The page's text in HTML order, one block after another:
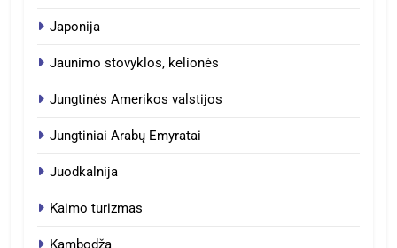
Japonija
Jaunimo stovyklos, kelionės
Jungtinės Amerikos valstijos
Jungtiniai Arabų Emyratai
Juodkalnija
Kaimo turizmas